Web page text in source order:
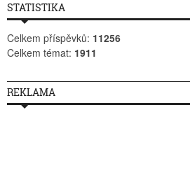
STATISTIKA
Celkem příspěvků: 11256
Celkem témat: 1911
REKLAMA